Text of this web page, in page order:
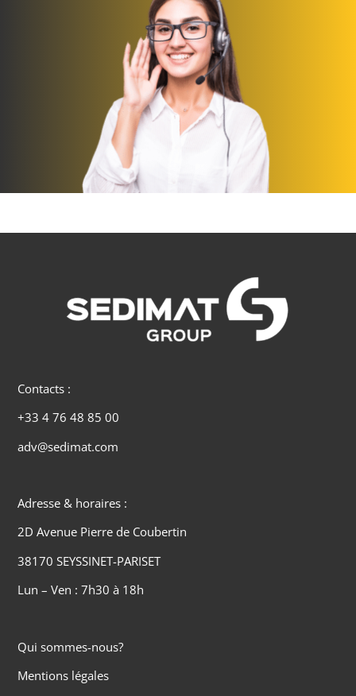
Contacts :
+33 4 76 48 85 00
adv@sedimat.com
Adresse & horaires :
2D Avenue Pierre de Coubertin
38170 SEYSSINET-PARISET
Lun – Ven : 7h30 à 18h
Qui sommes-nous?
Mentions légales